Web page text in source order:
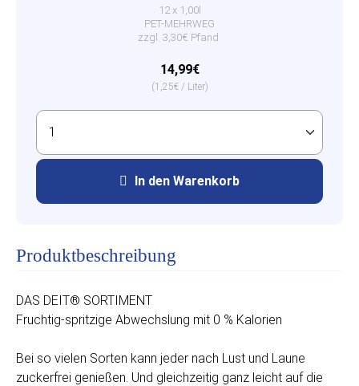
12 x 1,00l
PET-MEHRWEG
zzgl. 3,30€ Pfand
14,99€
(1,25€ / Liter)
In den Warenkorb
Produktbeschreibung
DAS DEIT® SORTIMENT
Fruchtig-spritzige Abwechslung mit 0 % Kalorien
Bei so vielen Sorten kann jeder nach Lust und Laune
zuckerfrei genießen. Und gleichzeitig ganz leicht auf die